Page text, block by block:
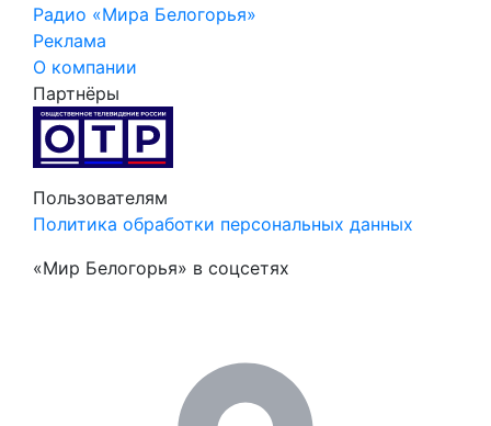
Радио «Мира Белогорья»
Реклама
О компании
Партнёры
Пользователям
Политика обработки персональных данных
«Мир Белогорья» в соцсетях